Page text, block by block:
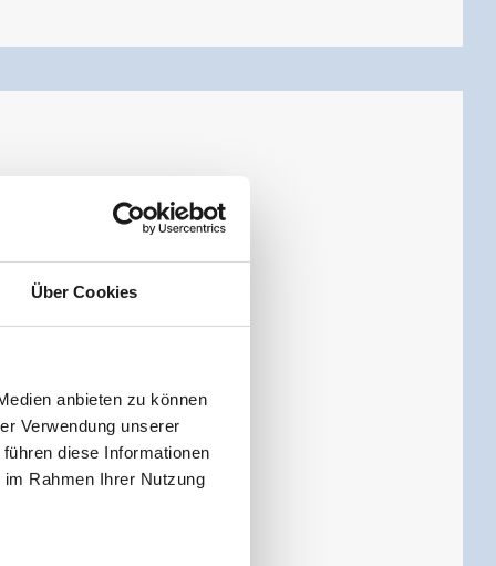
Über Cookies
anbieten zu können
Verwendung unserer
diese Informationen
Rahmen Ihrer Nutzung